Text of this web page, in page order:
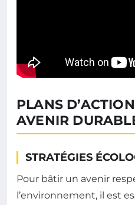
PLANS
AVENIR
STRATÉGIES
Pour bâtir un avenir
l’environnement, il est